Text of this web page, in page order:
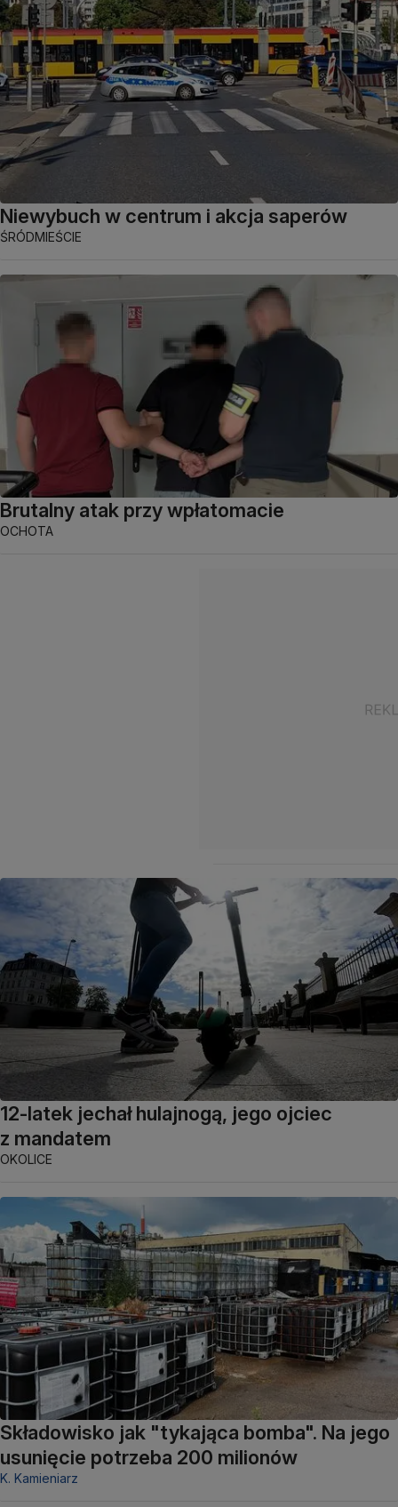
Niewybuch w centrum i akcja saperów
ŚRÓDMIEŚCIE
Brutalny atak przy wpłatomacie
OCHOTA
12-latek jechał hulajnogą, jego ojciec
z mandatem
OKOLICE
Składowisko jak "tykająca bomba". Na jego
usunięcie potrzeba 200 milionów
K. Kamieniarz